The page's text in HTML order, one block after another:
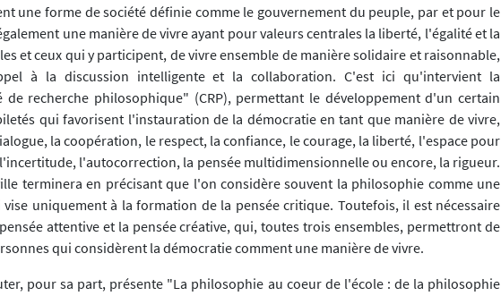
une forme de société définie comme le gouvernement du peuple, par et pour le
une manière de vivre ayant pour valeurs centrales la liberté, l'égalité et la
et ceux qui y participent, de vivre ensemble de manière solidaire et raisonnable,
à la discussion intelligente et la collaboration. C'est ici qu'intervient la
de recherche philosophique" (CRP), permettant le développement d'un certain
qui favorisent l'instauration de la démocratie en tant que manière de vivre,
la coopération, le respect, la confiance, le courage, la liberté, l'espace pour
l'autocorrection, la pensée multidimensionnelle ou encore, la rigueur.
terminera en précisant que l'on considère souvent la philosophie comme une
uniquement à la formation de la pensée critique. Toutefois, il est nécessaire
attentive et la pensée créative, qui, toutes trois ensembles, permettront de
qui considèrent la démocratie comment une manière de vivre.
pour sa part, présente "La philosophie au coeur de l'école : de la philosophie